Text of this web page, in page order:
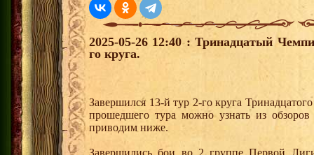
2025-05-26 12:40 : Тринадцатый
го круга.
Завершился 13-й тур 2-го круга
прошедшего тура можно узнать из
приводим ниже.
Завершились бои во 2 группе Первой